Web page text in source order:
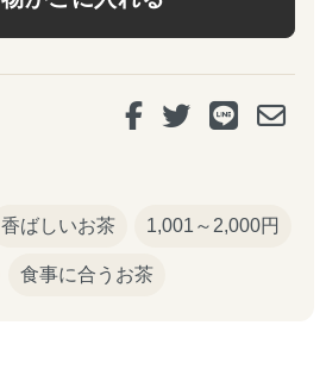
香ばしいお茶 1,001～2,000円
食事に合うお茶